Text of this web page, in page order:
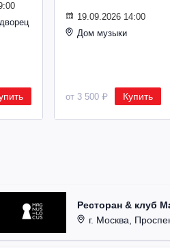
19.09.2026 14:00
Дом музыки
от 3 500 ₽ Купить
Ресторан & клуб
г. Москва,